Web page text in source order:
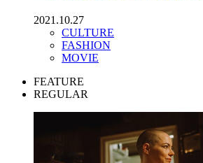
2021.10.27
CULTURE
FASHION
MOVIE
FEATURE
REGULAR